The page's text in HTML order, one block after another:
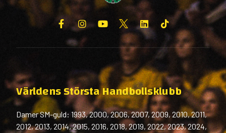
Världens Största Handbollsklubb
Damer SM-guld: 1993, 2000, 2006, 2007, 2009, 2010, 2011,
2012, 2013, 2014, 2015, 2016, 2018, 2019, 2022, 2023, 2024,